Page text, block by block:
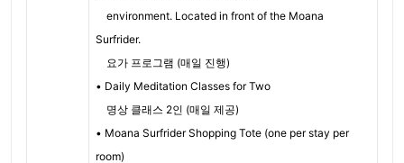
environment. Located in front of the Moana
Surfrider.
요가 프로그램 (매일 진행)
• Daily Meditation Classes for Two
명상 클래스 2인 (매일 제공)
• Moana Surfrider Shopping Tote (one per stay per
room)